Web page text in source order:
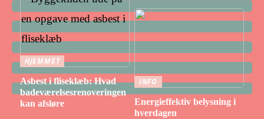
HJEMMET
Asbest i fliseklæb: Hvad
badeværelsesrenoveringen
kan afsløre
INFO
Energieffektiv belysning i
hverdagen